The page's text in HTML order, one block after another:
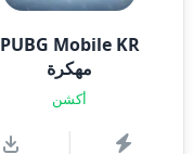
PUBG Mobile KR
مهكرة
أكشن